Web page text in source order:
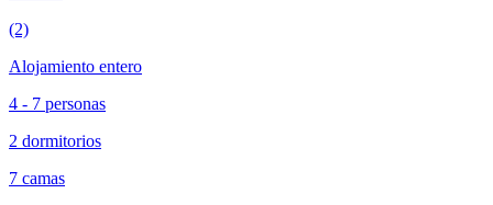
(2)
Alojamiento entero
4 - 7 personas
2 dormitorios
7 camas